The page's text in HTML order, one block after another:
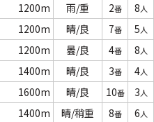
1200m 雨/重 2番 8人
1200m 晴/良 7番 5人
1200m 曇/良 4番 8人
1400m 晴/良 3番 4人
1600m 晴/良 10番 3人
1400m 晴/稍重 8番 6人